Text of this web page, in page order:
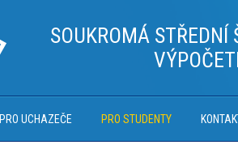
SOUKROMÁ STŘEDNÍ
PRO UCHAZEČE PRO STUDENTY